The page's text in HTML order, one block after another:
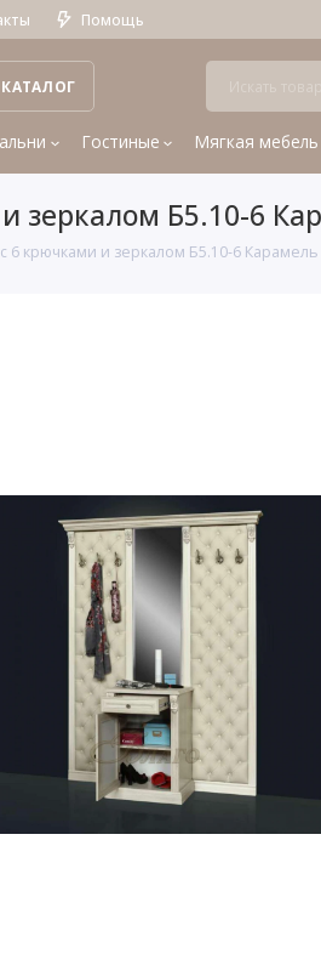
Помощь
КАТАЛОГ
Гостиные Мягкая мебель
зеркалом Б5.10-6
6 крючками и зеркалом Б5.10-6 Карамель